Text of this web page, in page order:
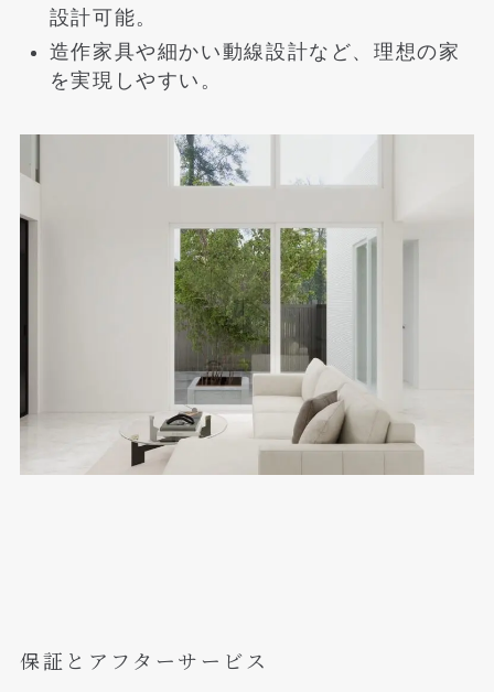
設計可能。
造作家具や細かい動線設計など、理想の家
を実現しやすい。
保証とアフターサービス